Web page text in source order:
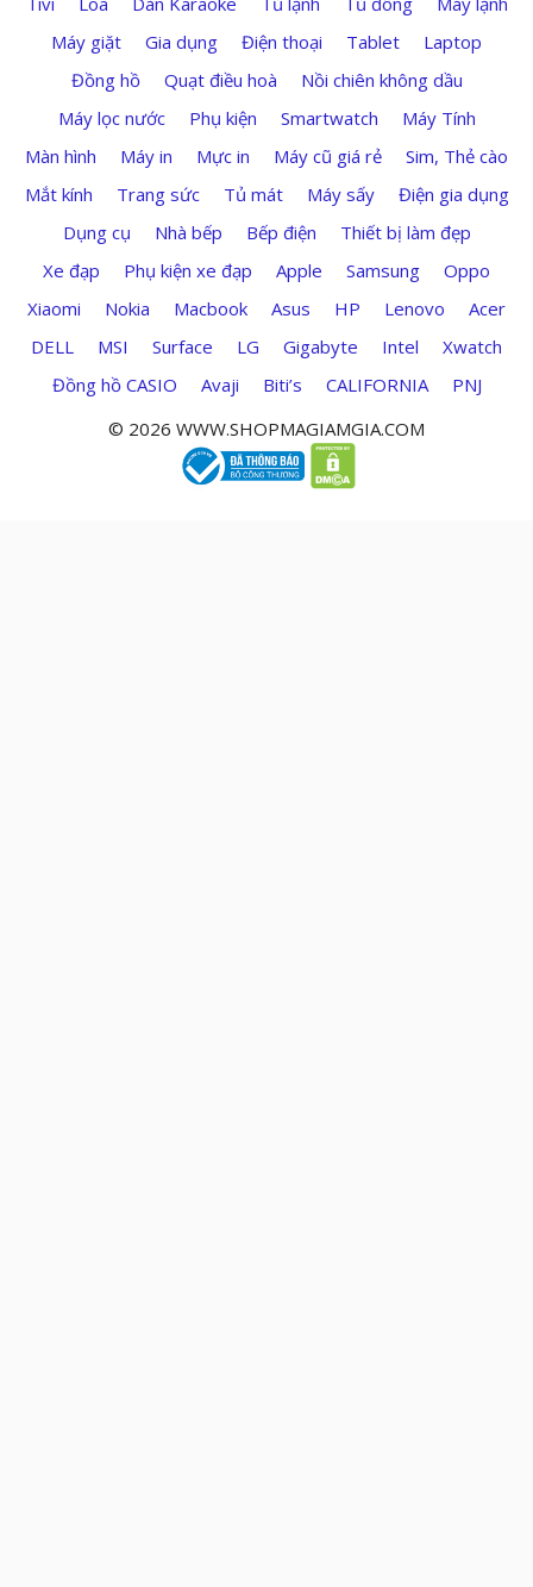
Máy giặt
Gia dụng Điện thoại Tablet
Laptop
Đồng hồ
Quạt điều hoà
Nồi chiên không dầu
Máy lọc nước
Phụ kiện Smartwatch
Máy Tính
Màn hình
Máy in Mực in Máy cũ giá rẻ
Sim, Thẻ cào
Mắt kính
Trang sức Tủ mát Máy sấy
Điện gia dụng
Dụng cụ
Nhà bếp Bếp điện
Thiết bị làm đẹp
Xe đạp
Phụ kiện xe đạp Apple Samsung
Oppo
Xiaomi
Nokia Macbook Asus HP Lenovo
Acer
DELL
MSI Surface LG Gigabyte Intel
Xwatch
Đồng hồ CASIO
Avaji Biti’s CALIFORNIA
PNJ
© 2026 WWW.SHOPMAGIAMGIA.COM